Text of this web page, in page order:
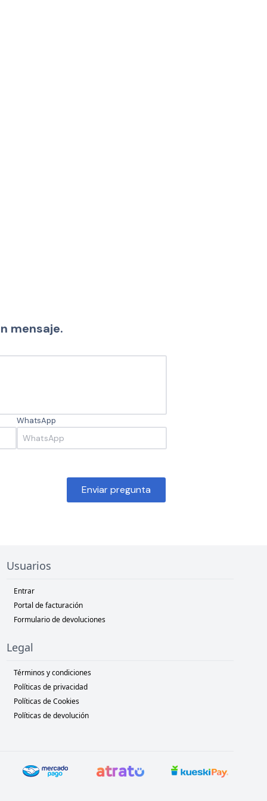
mensaje.
WhatsApp
Enviar pregunta
Usuarios
Entrar
Portal de facturación
Formulario de devoluciones
Legal
Términos y condiciones
Políticas de privacidad
Políticas de Cookies
Políticas de devolución